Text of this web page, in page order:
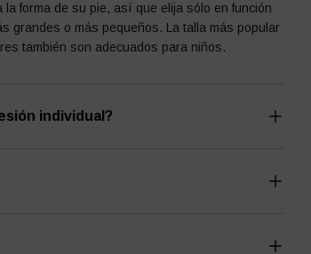
forma de su pie, así que elija sólo en función
grandes o más pequeños. La talla más popular
también son adecuados para niños.
individual?